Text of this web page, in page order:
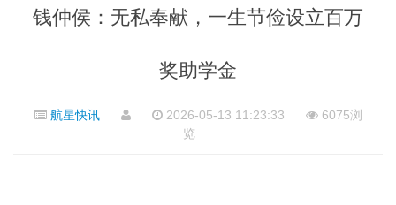
钱仲侯：无私奉献，一生节俭设立百万
奖助学金
航星快讯 2026-05-13 11:23:33
6075浏
览